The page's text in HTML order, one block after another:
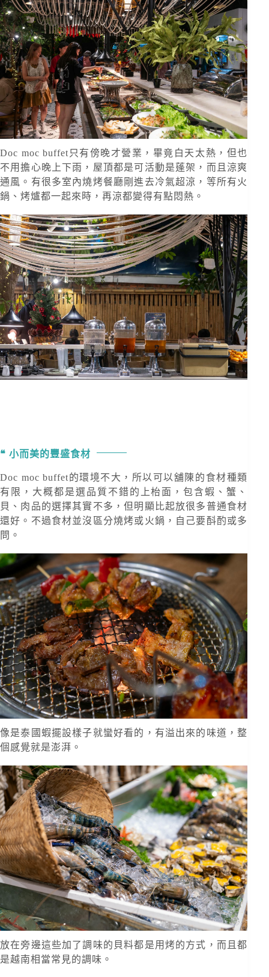
Doc moc buffet只有傍晚才營業，畢竟白天太熱，但也
不用擔心晚上下雨，屋頂都是可活動是蓬架，而且涼爽
通風。有很多室內燒烤餐廳剛進去冷氣超涼，等所有火
鍋、烤爐都一起來時，再涼都變得有點悶熱。
小而美的豐盛食材
Doc moc buffet的環境不大，所以可以舖陳的食材種類
有限，大概都是選品質不錯的上枱面，包含蝦、蟹、
貝、肉品的選擇其實不多，但明顯比起放很多普通食材
還好。不過食材並沒區分燒烤或火鍋，自己要酙酌或多
問。
像是泰國蝦擺設樣子就蠻好看的，有溢出來的味道，整
個感覺就是澎湃。
放在旁邊這些加了調味的貝料都是用烤的方式，而且都
是越南相當常見的調味。